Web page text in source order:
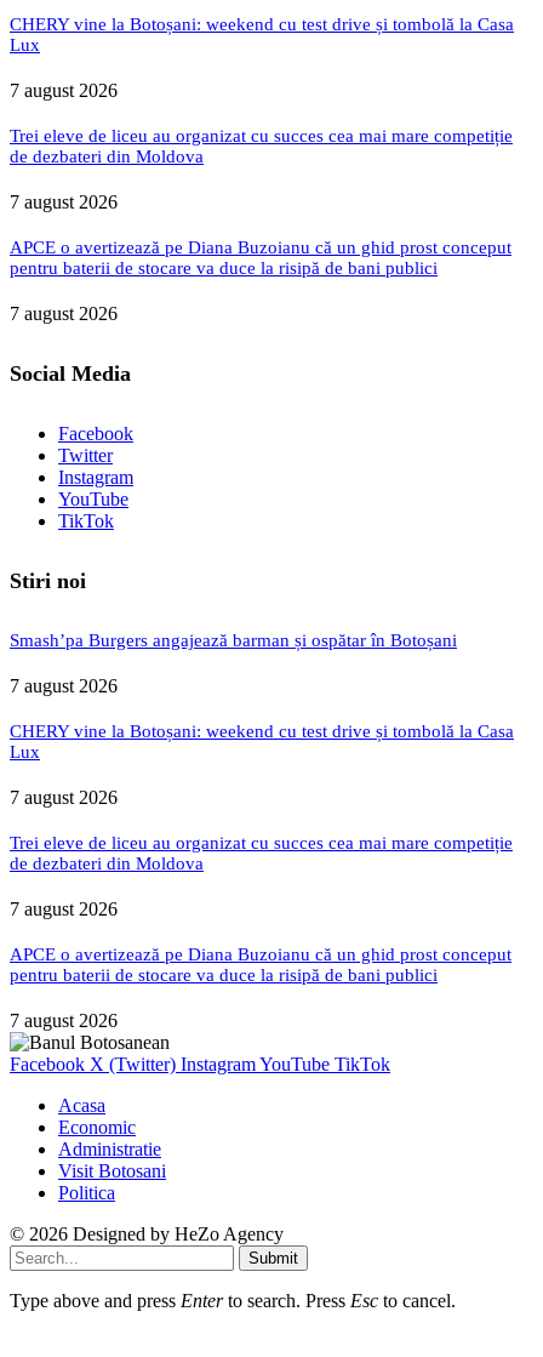
CHERY vine la Botoșani: weekend cu test drive și tombolă la Casa
Lux
7 august 2026
Trei eleve de liceu au organizat cu succes cea mai mare competiție
de dezbateri din Moldova
7 august 2026
APCE o avertizează pe Diana Buzoianu că un ghid prost conceput
pentru baterii de stocare va duce la risipă de bani publici
7 august 2026
Social Media
Facebook
Twitter
Instagram
YouTube
TikTok
Stiri noi
Smash’pa Burgers angajează barman și ospătar în Botoșani
7 august 2026
CHERY vine la Botoșani: weekend cu test drive și tombolă la Casa
Lux
7 august 2026
Trei eleve de liceu au organizat cu succes cea mai mare competiție
de dezbateri din Moldova
7 august 2026
APCE o avertizează pe Diana Buzoianu că un ghid prost conceput
pentru baterii de stocare va duce la risipă de bani publici
7 august 2026
Facebook X (Twitter) InstagramYouTube TikTok
Acasa
Economic
Administratie
Visit Botosani
Politica
© 2026 Designed by HeZo Agency
Submit
Type above and press Enterto search. Press Esc to cancel.